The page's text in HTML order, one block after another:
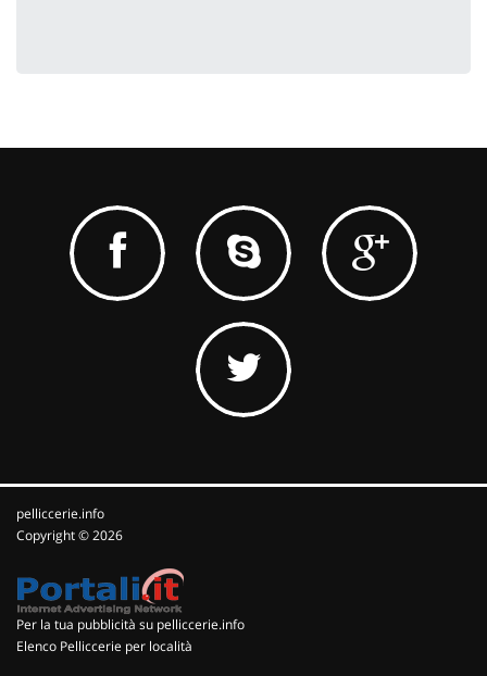
pelliccerie.info
Copyright © 2026
Per la tua pubblicità su pelliccerie.info
Elenco Pelliccerie per località